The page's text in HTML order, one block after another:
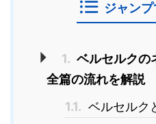
ジャン
1. ベルセルクの
全篇の流れを解説
1.1. ベルセルク